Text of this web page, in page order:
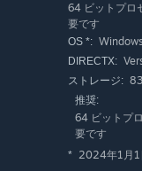
64 ビットプロ
要です
OS *:
DIRECTX:
ストレージ:
推奨:
64 ビットプ
要です
* 2024年1月1